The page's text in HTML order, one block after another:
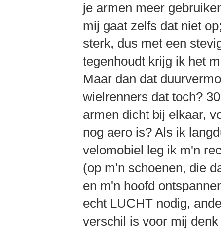
je armen meer
mij gaat zelfs dat niet
sterk, dus met een
tegenhoudt krijg ik het
Maar dan dat
wielrenners dat toch?
armen dicht bij elkaar,
nog aero is? Als ik
velomobiel leg ik m'n
(op m'n schoenen, die
en m'n hoofd
echt LUCHT nodig,
verschil is voor mij